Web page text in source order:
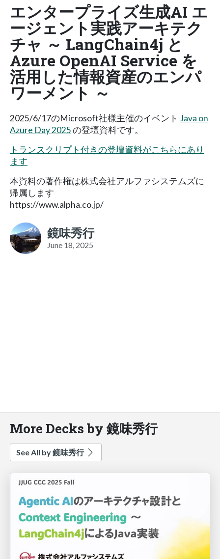
エンタープライズ生成AI エ
ージェント実践アーキテク
チャ ～ LangChain4j と
Azure OpenAI Service を
活用した情報資産のエンパ
ワーメント ～
2025/6/17のMicrosoft社様主催のイベント Java on
Azure Day 2025の登壇資料です。
トランスクリプト付きの登壇資料がこちらにあり
ます
本資料の著作権は株式会社アルファシステムズに
帰属します
https://www.alpha.co.jp/
鏡味秀行
June 18, 2025
More Decks by 鏡味秀行
See All by 鏡味秀行